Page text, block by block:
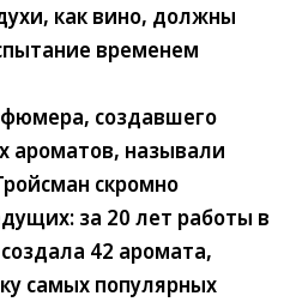
как вино, должны
временем
создавшего
ароматов, называли
скромно
за 20 лет работы в
42 аромата,
самых популярных